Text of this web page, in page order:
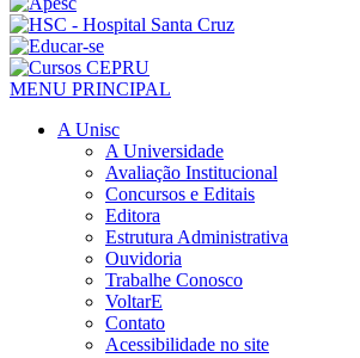
MENU PRINCIPAL
A Unisc
A Universidade
Avaliação Institucional
Concursos e Editais
Editora
Estrutura Administrativa
Ouvidoria
Trabalhe Conosco
VoltarE
Contato
Acessibilidade no site